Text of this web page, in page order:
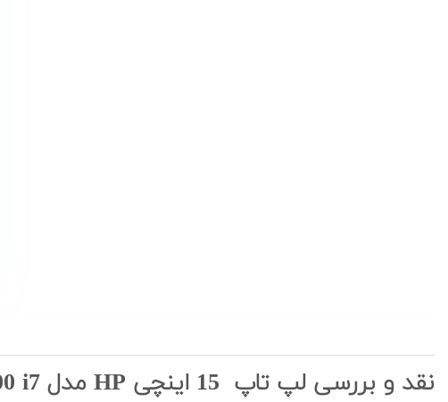
نقد و بررسی لپ تاپ 15 اینچی HP مدل OMEN 15-EK000 i7